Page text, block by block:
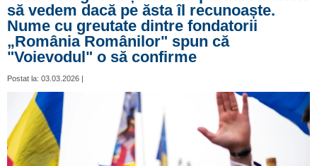
să vedem dacă pe ăsta îl recunoaște.
Nume cu greutate dintre fondatorii
„România Românilor" spun că
"Voievodul" o să confirme
Postat la: 03.03.2026 |